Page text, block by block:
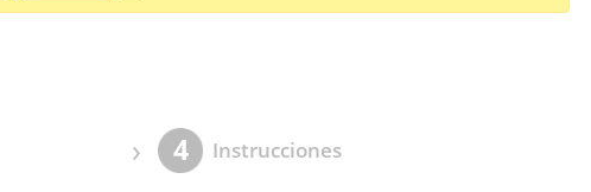
› 4 Instrucciones